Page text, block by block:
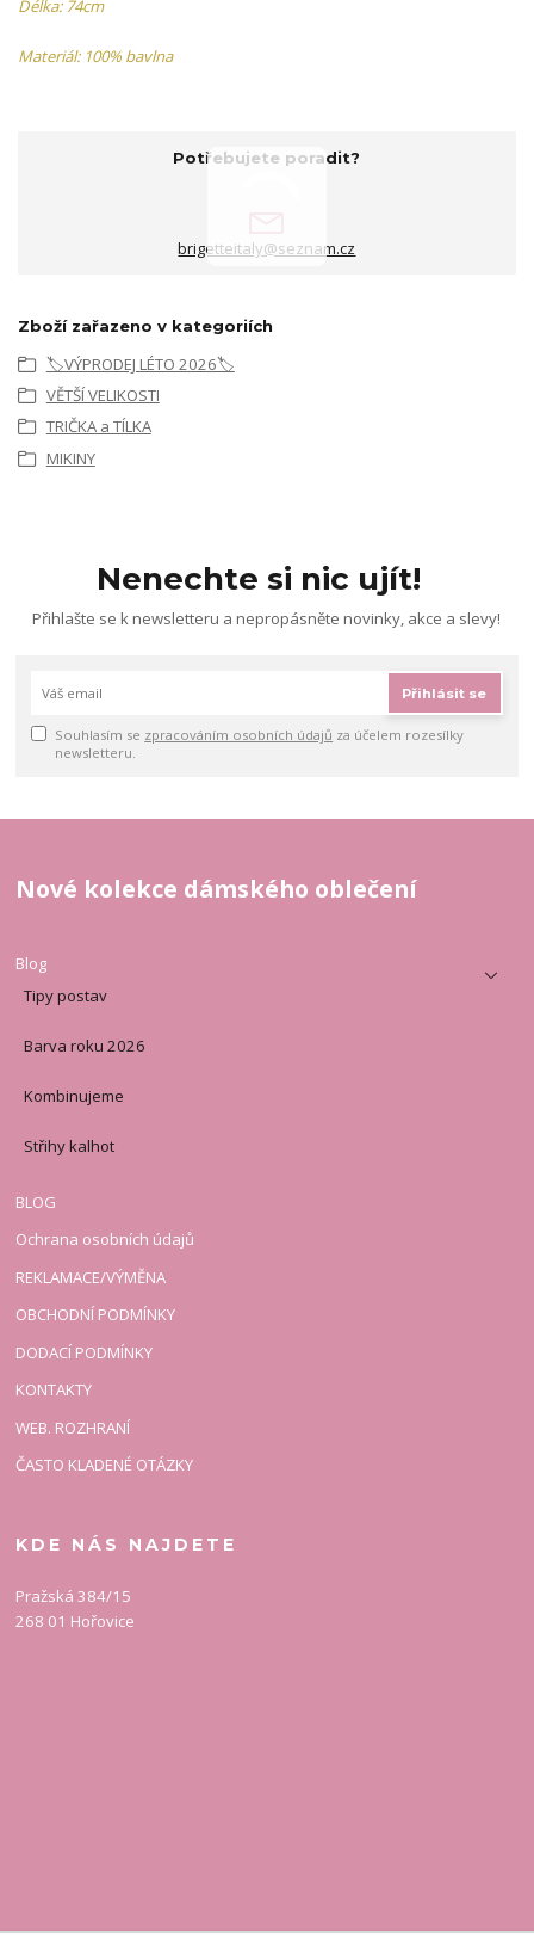
Délka: 74cm
Materiál: 100% bavlna
Potřebujete poradit?
brigetteitaly@seznam.cz
Zboží zařazeno v kategoriích
🏷️VÝPRODEJ LÉTO 2026🏷️
VĚTŠÍ VELIKOSTI
TRIČKA a TÍLKA
MIKINY
Nenechte si nic ujít!
Přihlašte se k newsletteru a nepropásněte novinky, akce a slevy!
Přihlásit se
Souhlasím se zpracováním osobních údajů za účelem rozesílky
newsletteru.
Nové kolekce dámského oblečení
Blog
Tipy postav
Barva roku 2026
Kombinujeme
Střihy kalhot
BLOG
Ochrana osobních údajů
REKLAMACE/VÝMĚNA
OBCHODNÍ PODMÍNKY
DODACÍ PODMÍNKY
KONTAKTY
WEB. ROZHRANÍ
ČASTO KLADENÉ OTÁZKY
KDE NÁS NAJDETE
Pražská 384/15
268 01 Hořovice